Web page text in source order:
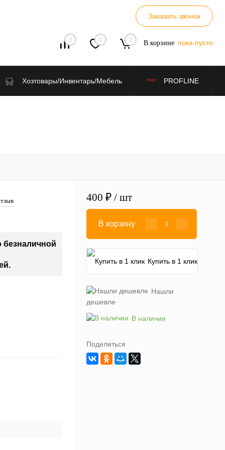
Заказать звонок
0 0 0 В корзине пока пусто
Хозтовары/Инвентарь/Мебель PROFLINE
безналичной
400 ₽ / шт
В корзину
Купить в 1 клик
Нашли
дешевле
В наличии
Поделиться